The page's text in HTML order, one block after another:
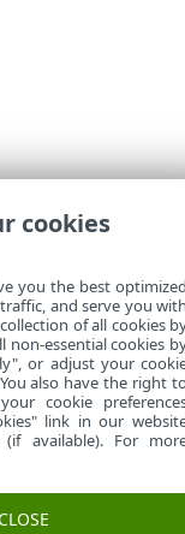
cookies
you the best
and serve you
of all cookies
non-essential cookies
or adjust your
also have the right
cookie
link in our
available). For